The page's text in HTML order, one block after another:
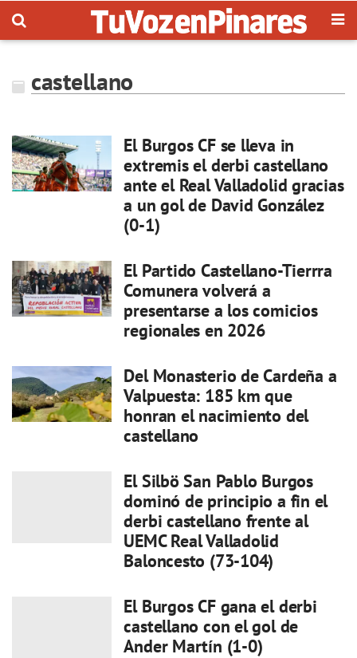
castellano
El Burgos CF se lleva in
extremis el derbi castellano
ante el Real Valladolid gracias
a un gol de David González
(0-1)
El Partido Castellano-Tierrra
Comunera volverá a
presentarse a los comicios
regionales en 2026
Del Monasterio de Cardeña a
Valpuesta: 185 km que
honran el nacimiento del
castellano
El Silbö San Pablo Burgos
dominó de principio a fin el
derbi castellano frente al
UEMC Real Valladolid
Baloncesto (73-104)
El Burgos CF gana el derbi
castellano con el gol de
Ander Martín (1-0)